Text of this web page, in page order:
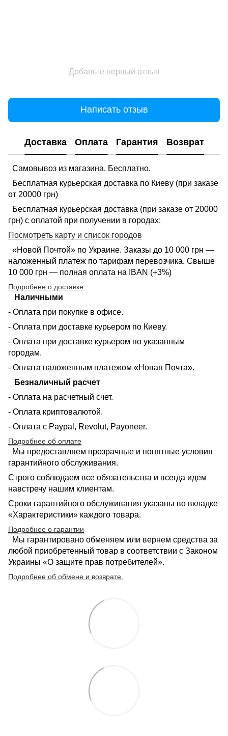
Добавьте первый отзыв
Написать отзыв
Доставка Оплата Гарантия Возврат
Самовывоз из магазина. Бесплатно.
Бесплатная курьерская доставка по Киеву (при заказе
от 20000 грн)
Бесплатная курьерская доставка (при заказе от 20000
грн) с оплатой при получении в городах:
Посмотреть карту и список городов
«Новой Почтой» по Украине. Заказы до 10 000 грн —
наложенный платеж по тарифам перевозчика. Свыше
10 000 грн — полная оплата на IBAN (+3%)
Подробнее о доставке
Наличными
- Оплата при покупке в офисе.
- Оплата при доставке курьером по Киеву.
- Оплата при доставке курьером по указанным
городам.
- Оплата наложенным платежом «Новая Почта».
Безналичный расчет
- Оплата на расчетный счет.
- Оплата криптовалютой.
- Оплата с Paypal, Revolut, Payoneer.
Подробнее об оплате
Мы предоставляем прозрачные и понятные условия
гарантийного обслуживания.
Строго соблюдаем все обязательства и всегда идем
навстречу нашим клиентам.
Сроки гарантийного обслуживания указаны во вкладке
«Характеристики» каждого товара.
Подробнее о гарантии
Мы гарантировано обменяем или вернем средства за
любой приобретенный товар в соответствии с Законом
Украины «О защите прав потребителей».
Подробнее об обмене и возврате